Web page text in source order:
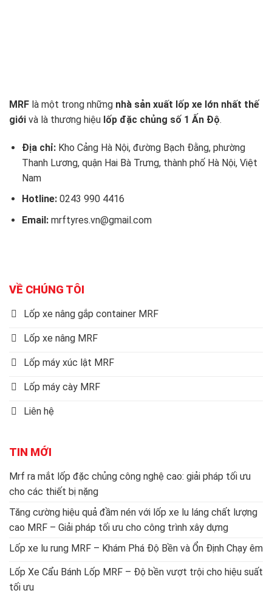
MRF là một trong những nhà sản xuất lốp xe lớn nhất thế
giới và là thương hiệu lốp đặc chủng số 1 Ấn Độ.
Địa chỉ:Kho Cảng Hà Nội, đường Bạch Đằng, phường
Thanh Lương, quận Hai Bà Trưng, thành phố Hà Nội, Việt
Nam
Hotline: 0243 990 4416
Email: mrftyres.vn@gmail.com
VỀ CHÚNG TÔI
Lốp xe nâng gắp container MRF
Lốp xe nâng MRF
Lốp máy xúc lật MRF
Lốp máy cày MRF
Liên hệ
TIN MỚI
Mrf ra mắt lốp đặc chủng công nghệ cao: giải pháp tối ưu
cho các thiết bị nặng
Tăng cường hiệu quả đầm nén với lốp xe lu láng chất lượng
cao MRF – Giải pháp tối ưu cho công trình xây dựng
Lốp xe lu rung MRF – Khám Phá Độ Bền và Ổn Định Chạy êm
Lốp Xe Cẩu Bánh Lốp MRF – Độ bền vượt trội cho hiệu suất
tối ưu